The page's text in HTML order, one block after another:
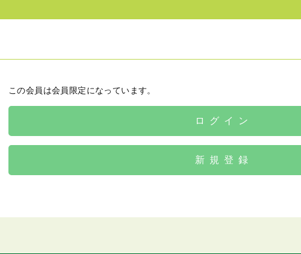
この会員は会員限定になっています。
ログイン
新規登録